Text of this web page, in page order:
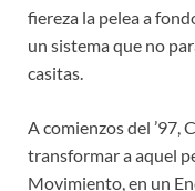
fiereza la pelea a
un sistema que no
casitas.
A comienzos del
transformar a aquel
Movimiento, en un